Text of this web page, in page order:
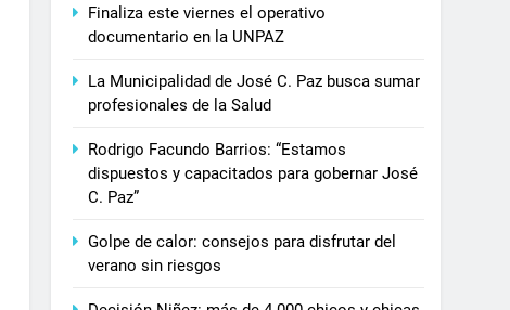
Finaliza este viernes el operativo
documentario en la UNPAZ
La Municipalidad de José C. Paz busca sumar
profesionales de la Salud
Rodrigo Facundo Barrios: “Estamos
dispuestos y capacitados para gobernar José
C. Paz”
Golpe de calor: consejos para disfrutar del
verano sin riesgos